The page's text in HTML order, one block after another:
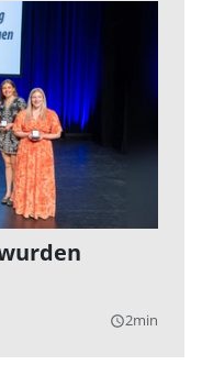
query_builder2min